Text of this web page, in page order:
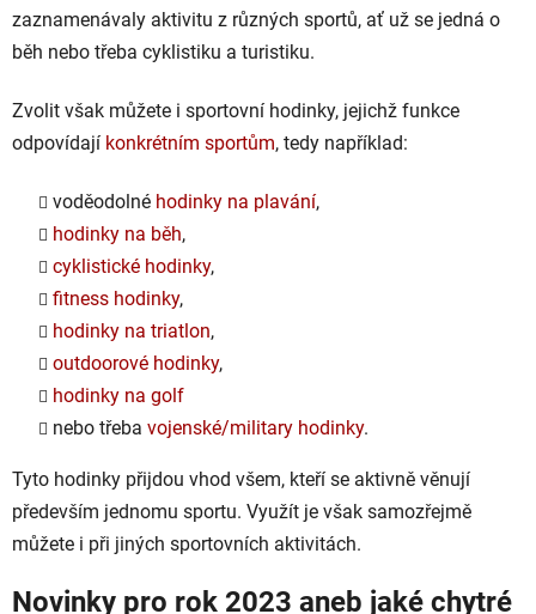
zaznamenávaly aktivitu z různých sportů, ať už se jedná o
běh nebo třeba cyklistiku a turistiku.
Zvolit však můžete i sportovní hodinky, jejichž funkce
odpovídají konkrétním sportům, tedy například:
voděodolné hodinky na plavání,
hodinky na běh,
cyklistické hodinky,
fitness hodinky,
hodinky na triatlon,
outdoorové hodinky,
hodinky na golf
nebo třeba vojenské/military hodinky.
Tyto hodinky přijdou vhod všem, kteří se aktivně věnují
především jednomu sportu. Využít je však samozřejmě
můžete i při jiných sportovních aktivitách.
Novinky pro rok 2023 aneb jaké chytré